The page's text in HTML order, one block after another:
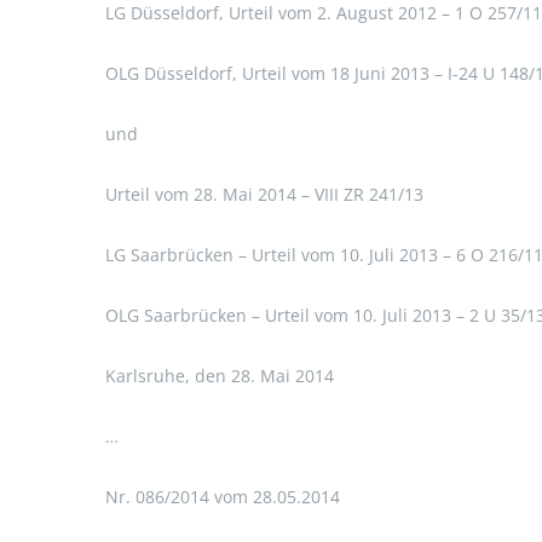
LG Düsseldorf, Urteil vom 2. August 2012 – 1 O 257/11
OLG Düsseldorf, Urteil vom 18 Juni 2013 – I-24 U 148/
und
Urteil vom 28. Mai 2014 – VIII ZR 241/13
LG Saarbrücken – Urteil vom 10. Juli 2013 – 6 O 216/11
OLG Saarbrücken – Urteil vom 10. Juli 2013 – 2 U 35/
Karlsruhe, den 28. Mai 2014
…
Nr. 086/2014 vom 28.05.2014